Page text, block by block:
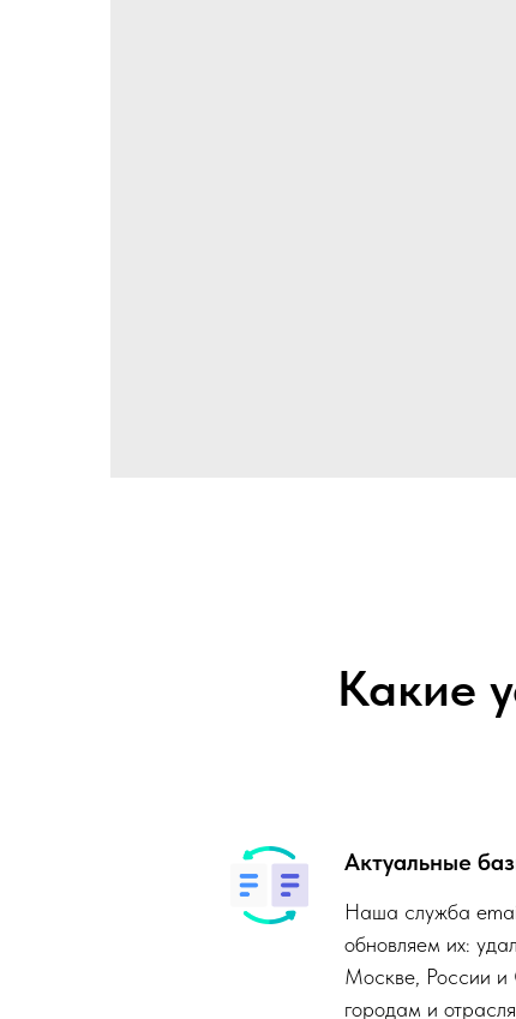
Какие
Актуальные
Наша служба
обновляем их:
Москве, России и
городам и